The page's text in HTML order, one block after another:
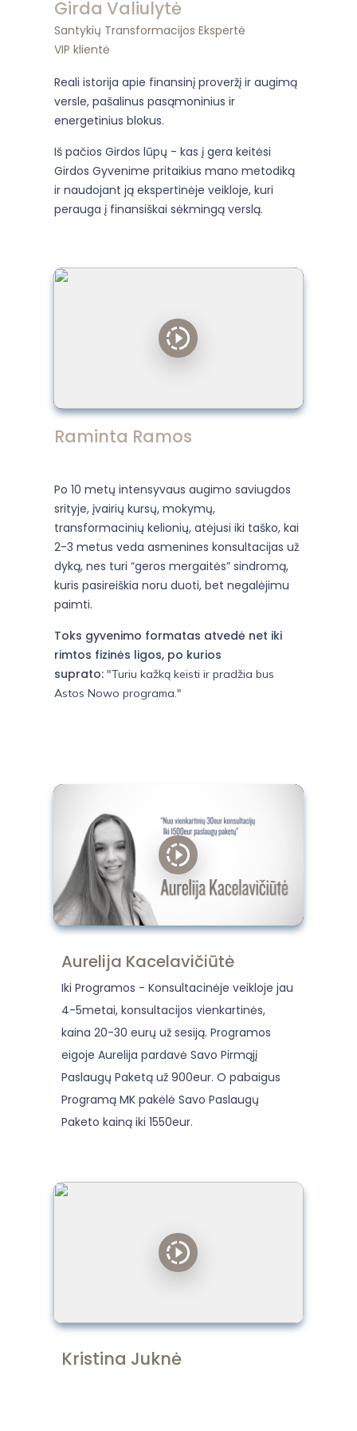
Girda Valiulytė
Santykių Transformacijos Ekspertė
VIP klientė
Reali istorija apie finansinį proveržį ir augimą
versle, pašalinus pasąmoninius ir
energetinius blokus.
Iš pačios Girdos lūpų - kas į gera keitėsi
Girdos Gyvenime pritaikius mano metodiką
ir naudojant ją ekspertinėje veikloje, kuri
perauga į finansiškai sėkmingą verslą.
Raminta Ramos
Po 10 metų intensyvaus augimo saviugdos
srityje, įvairių kursų, mokymų,
transformacinių kelionių, atėjusi iki taško, kai
2-3 metus veda asmenines konsultacijas už
dyką, nes turi “geros mergaitės” sindromą,
kuris pasireiškia noru duoti, bet negalėjimu
paimti.
Toks gyvenimo formatas atvedė net iki
rimtos fizinės ligos, po kurios
suprato: "Turiu kažką keisti ir pradžia bus
Astos Nowo programa."
Aurelija Kacelavičiūtė
Iki Programos - Konsultacinėje veikloje jau
4-5metai, konsultacijos vienkartinės,
kaina 20-30 eurų už sesiją. Programos
eigoje Aurelija pardavė Savo Pirmąjį
Paslaugų Paketą už 900eur. O pabaigus
Programą MK pakėlė Savo Paslaugų
Paketo kainą iki 1550eur.
Kristina Juknė